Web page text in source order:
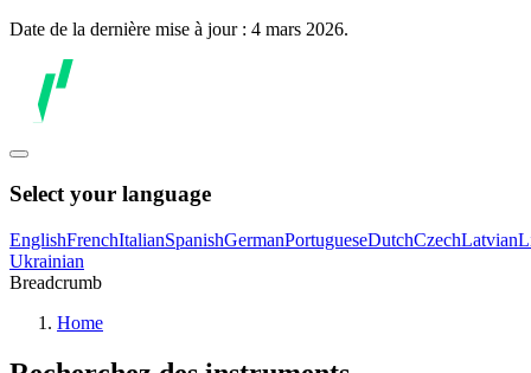
Date de la dernière mise à jour : 4 mars 2026.
Select your language
EnglishFrenchItalianSpanishGermanPortugueseDutchCzechLatvian
Ukrainian
Breadcrumb
Home